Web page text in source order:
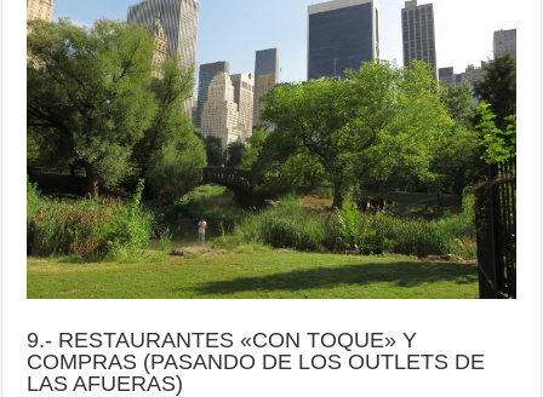
9.- RESTAURANTES «CON TOQUE» Y
COMPRAS (PASANDO DE LOS OUTLETS DE
LAS AFUERAS)